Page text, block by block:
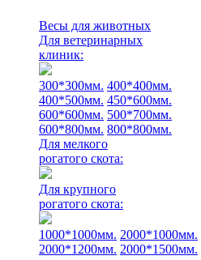
Весы для животных
Для ветеринарных
клиник:
300*300мм. 400*400мм.
400*500мм. 450*600мм.
600*600мм. 500*700мм.
600*800мм. 800*800мм.
Для мелкого
рогатого скота:
Для крупного
рогатого скота:
1000*1000мм. 2000*1000мм.
2000*1200мм. 2000*1500мм.